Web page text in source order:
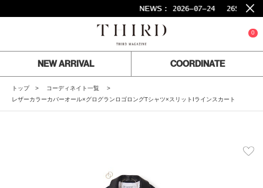
NEWS : 2026-07-24 26SS
0
NEW ARRIVAL COORDINATE
トップ
コーディネイト一覧
レザーカラーカバーオール×グログランロゴロングTシャツ×スリットIラインスカート